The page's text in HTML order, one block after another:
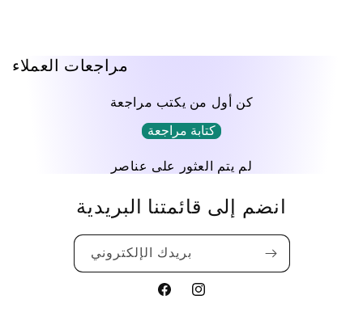
مراجعات العملاء
كن أول من يكتب مراجعة
كتابة مراجعة
لم يتم العثور على عناصر
انضم إلى قائمتنا البريدية
بريدك الإلكتروني
TranslationTranslation